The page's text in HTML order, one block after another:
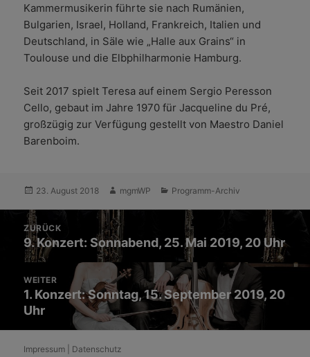
Kammermusikerin führte sie nach Rumänien,
Bulgarien, Israel, Holland, Frankreich, Italien und
Deutschland, in Säle wie „Halle aux Grains“ in
Toulouse und die Elbphilharmonie Hamburg.
Seit 2017 spielt Teresa auf einem Sergio Peresson
Cello, gebaut im Jahre 1970 für Jacqueline du Pré,
großzügig zur Verfügung gestellt von Maestro Daniel
Barenboim.
Veröffentlicht
23. August 2018 Autor
mgmWP Kategorien
Programm-Archiv
Beitrags-
Navigation
ZURÜCK
Vorheriger
Beitrag:
9. Konzert: Sonnabend, 25. Mai 2019, 20 Uhr
WEITER
Nächster
Beitrag:
1. Konzert: Sonntag, 15. September 2019, 20
Uhr
Impressum Datenschutz